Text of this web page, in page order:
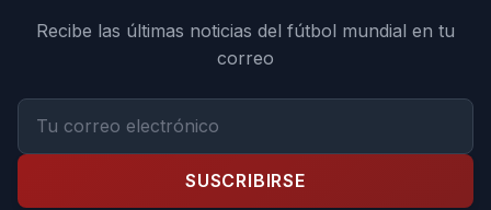
Recibe las últimas noticias del fútbol mundial en tu
correo
SUSCRIBIRSE